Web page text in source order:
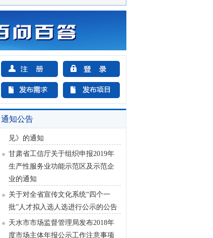
通知公告
甘肃省工业和信息化厅关于组织参
加2021年中国国际工业设计博览会
的通知
习近平等党和国家领导人9月30日将
出席烈士纪念日向人民英雄敬献花
篮仪式
中共天水市委办公室 天水市人民政
府办公室印发《关于促进民营经济
和中小微企业高质量发展的实施意
见》的通知
甘肃省工信厅关于组织申报2019年
生产性服务业功能示范区及示范企
业的通知
关于对全省宣传文化系统“四个一
批”人才拟入选人选进行公示的公告
天水市市场监督管理局发布2018年
度市场主体年报公示工作注意事项